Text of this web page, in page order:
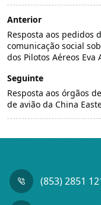
Anterior
Resposta aos pedidos
comunicação social
dos Pilotos Aéreos Eva
Seguinte
Resposta aos órgãos
de avião da China
(853) 2851